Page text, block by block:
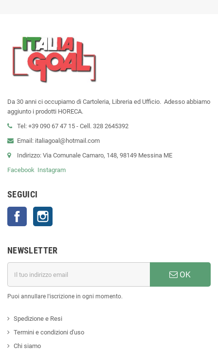
Da 30 anni ci occupiamo di Cartoleria, Libreria ed Ufficio. Adesso abbiamo
aggiunto i prodotti HORECA.
Tel: +39 090 67 47 15 - Cell. 328 2645392
Email: italiagoal@hotmail.com
Indirizzo: Via Comunale Camaro, 148, 98149 Messina ME
Facebook Instagram
SEGUICI
Facebook
NEWSLETTER
OK
Puoi annullare l'iscrizione in ogni momento.
Spedizione e Resi
Termini e condizioni d'uso
Chi siamo